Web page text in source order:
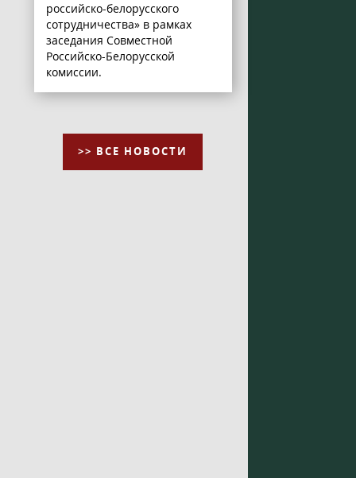
российско-белорусского
сотрудничества» в рамках
заседания Совместной
Российско-Белорусской
комиссии.
>> ВСЕ НОВОСТИ